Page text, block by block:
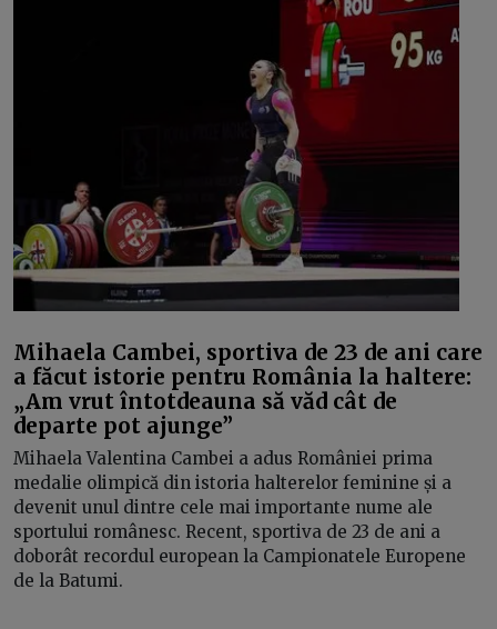
Mihaela Cambei, sportiva de 23 de ani care
a făcut istorie pentru România la haltere:
„Am vrut întotdeauna să văd cât de
departe pot ajunge”
Mihaela Valentina Cambei a adus României prima
medalie olimpică din istoria halterelor feminine și a
devenit unul dintre cele mai importante nume ale
sportului românesc. Recent, sportiva de 23 de ani a
doborât recordul european la Campionatele Europene
de la Batumi.